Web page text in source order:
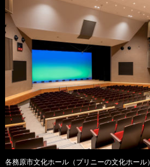
各務原市文化ホール（プリニーの文化ホール）